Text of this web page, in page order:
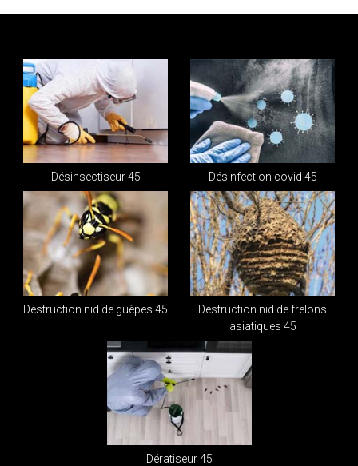
Désinsectiseur 45 Désinfection covid 45
Destruction nid de guêpes 45
Destruction nid de frelons
asiatiques 45
Dératiseur 45